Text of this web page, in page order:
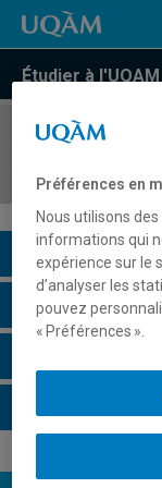
Étudier à l'UQAM
COURS//
Description du
Horaire - Été
Préférences en
Nous utilisons
informations qui
expérience sur le
d’analyser les
pouvez
« Préférences ».